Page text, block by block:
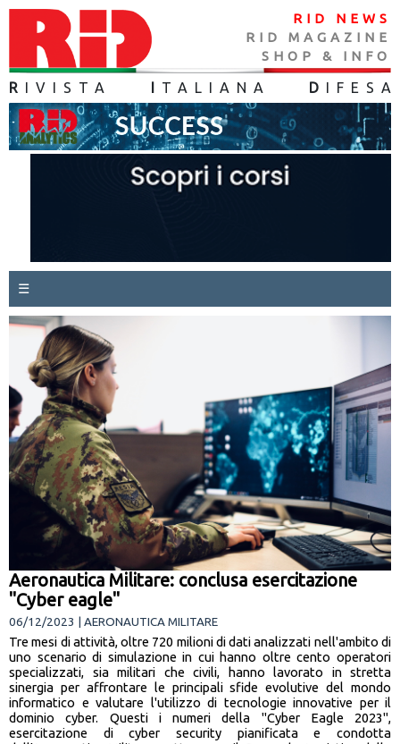
RID NEWS
RID MAGAZINE
SHOP & INFO
R IVISTA TALIANA D IFES A
☰
Aeronautica Militare: conclusa esercitazione
"Cyber eagle"
06/12/2023 | AERONAUTICA MILITARE
Tre mesi di attività, oltre 720 milioni di dati analizzati nell'ambito di
uno scenario di simulazione in cui hanno oltre cento operatori
specializzati, sia militari che civili, hanno lavorato in stretta
sinergia per affrontare le principali sfide evolutive del mondo
informatico e valutare l'utilizzo di tecnologie innovative per il
dominio cyber. Questi i numeri della "Cyber Eagle 2023",
esercitazione di cyber security pianificata e condotta